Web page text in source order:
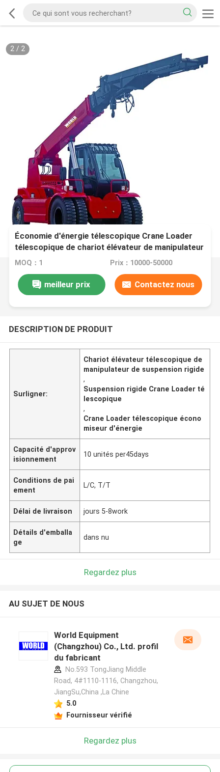
2/ 2
Économie d'énergie télescopique Crane Loader
télescopique de chariot élévateur de manipulateur
de suspension rigide
MOQ：1 Prix：10000-50000
meilleur prix Contactez nous
DESCRIPTION DE PRODUIT
Surligner:
Chariot élévateur télescopique de
manipulateur de suspension rigide
,
Suspension rigide Crane Loader té
lescopique
,
Crane Loader télescopique écono
miseur d'énergie
Capacité d'approv
isionnement
10 unités per45days
Conditions de pai
ement
L/C, T/T
Délai de livraison jours 5-8work
Détails d'emballa
ge
dans nu
Regardez plus
AU SUJET DE NOUS
World Equipment
(Changzhou) Co., Ltd. profil
du fabricant
No.593 TongJiang Middle
Road, 4#1110-1116, Changzhou,
JiangSu,China ,La Chine
5.0
Fournisseur vérifié
Regardez plus